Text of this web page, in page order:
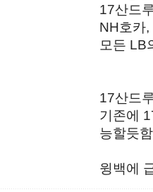
17산드
NH호카
모든 LB
17산드
기존에
능할듯함
윙백에